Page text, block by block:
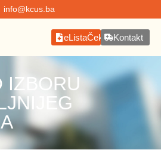
info@kcus.ba
eListaČekanjaKontakt
IZBORU